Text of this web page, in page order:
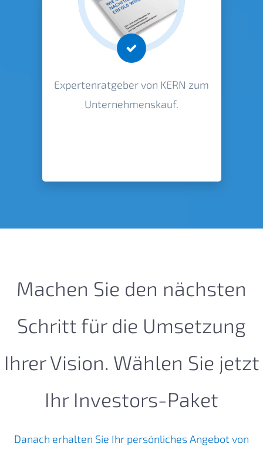
Expertenratgeber von KERN zum
Unternehmenskauf.
Machen Sie den nächsten
Schritt für die Umsetzung
Ihrer Vision. Wählen Sie jetzt
Ihr Investors-Paket
Danach erhalten Sie Ihr persönliches Angebot von